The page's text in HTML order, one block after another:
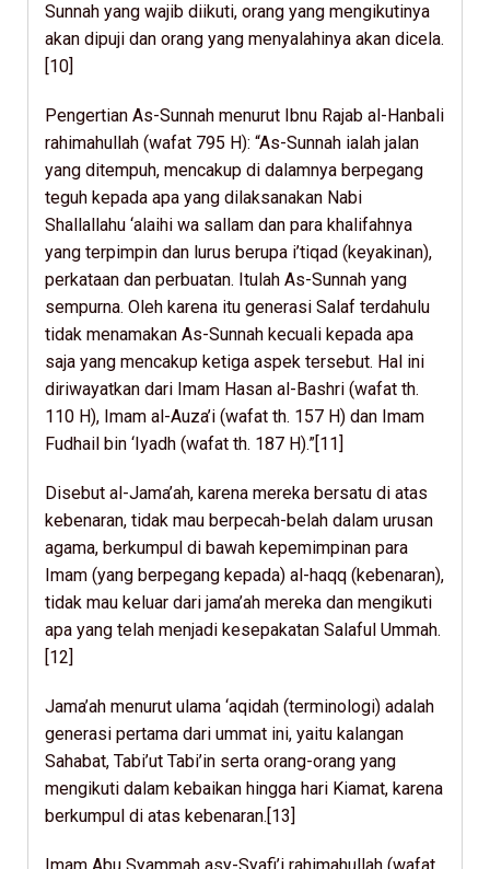
Sunnah yang wajib diikuti, orang yang mengikutinya
akan dipuji dan orang yang menyalahinya akan dicela.
[10]
Pengertian As-Sunnah menurut Ibnu Rajab al-Hanbali
rahimahullah (wafat 795 H): “As-Sunnah ialah jalan
yang ditempuh, mencakup di dalamnya berpegang
teguh kepada apa yang dilaksanakan Nabi
Shallallahu ‘alaihi wa sallam dan para khalifahnya
yang terpimpin dan lurus berupa i’tiqad (keyakinan),
perkataan dan perbuatan. Itulah As-Sunnah yang
sempurna. Oleh karena itu generasi Salaf terdahulu
tidak menamakan As-Sunnah kecuali kepada apa
saja yang mencakup ketiga aspek tersebut. Hal ini
diriwayatkan dari Imam Hasan al-Bashri (wafat th.
110 H), Imam al-Auza’i (wafat th. 157 H) dan Imam
Fudhail bin ‘Iyadh (wafat th. 187 H).”[11]
Disebut al-Jama’ah, karena mereka bersatu di atas
kebenaran, tidak mau berpecah-belah dalam urusan
agama, berkumpul di bawah kepemimpinan para
Imam (yang berpegang kepada) al-haqq (kebenaran),
tidak mau keluar dari jama’ah mereka dan mengikuti
apa yang telah menjadi kesepakatan Salaful Ummah.
[12]
Jama’ah menurut ulama ‘aqidah (terminologi) adalah
generasi pertama dari ummat ini, yaitu kalangan
Sahabat, Tabi’ut Tabi’in serta orang-orang yang
mengikuti dalam kebaikan hingga hari Kiamat, karena
berkumpul di atas kebenaran.[13]